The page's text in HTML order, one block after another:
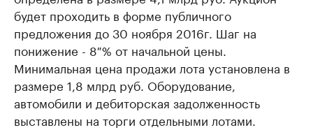
будет проходить в форме публичного
предложения до 30 ноября 2016г. Шаг на
понижение - 8 % от начальной цены.
Минимальная цена продажи лота установлена в
размере 1,8 млрд руб. Оборудование,
автомобили и дебиторская задолженность
выставлены на торги отдельными лотами.